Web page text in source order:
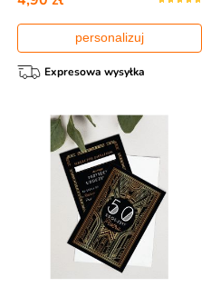
personalizuj
Expresowa wysyłka